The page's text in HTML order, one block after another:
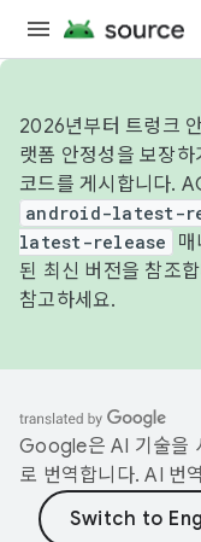
2026년부터 트렁크
랫폼 안정성을 보장
코드를 게시합니다.
android-latest-
latest-release
된 최신 버전을 참조
참고하세요.
Google은 AI 기술을
로 번역합니다. AI 번